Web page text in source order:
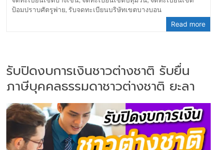
ป้อมปราบศัตรูพ่าย, รับจดทะเบียนบริษัทเขตบางบอน
Read more
รับปิดงบการเงินชาวต่างชาติ รับยื่น
ภาษีบุคคลธรรมดาชาวต่างชาติ ยะลา